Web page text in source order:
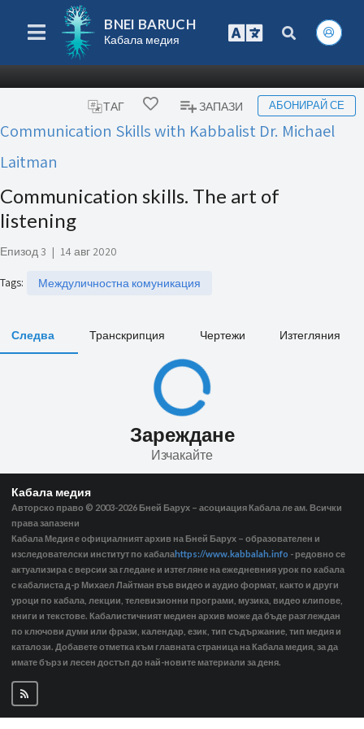
BNEI BARUCH
Кабала медия
ТАГ ЗАПАЗИ АБОНИРАЙ СЕ
Communication Skills with Kabbalist Dr. Michael
Laitman
Communication skills. The art of
listening
Епизод 3 | 14 авг 2020
Tags: Междуличностна комуникация
Следва Транскрипция Чертежи Изтегляния
Зареждане
Изчакайте
Кабала медия
Авторско право © 2003-2026 Бней Барух – асоциация Кабала ле ам. Всички
права запазени
Кабала Медия е официалният архив на Бней Барух – образователен и
изследователски институт по кабалаhttps://www.kabbalah.info - редовно се
актуализира с версии за гледане и изтегляне на ежедневния урок по кабала
с кабалиста д-р Михаел Лайтман във видео и аудио формат, както и други
уроци по кабала, лекции, телевизионни програми, музика, видео клипове,
книги и текстове. Кабалистичният медиен архив може да бъде разглеждан
по ключови думи или фрази, календар, език, тип съдържание, тип медия и
каталози. Добавете отметка към главната страница на Кабала медия, за да
имате бърз и лесен достъп до най-новите материали за деня.